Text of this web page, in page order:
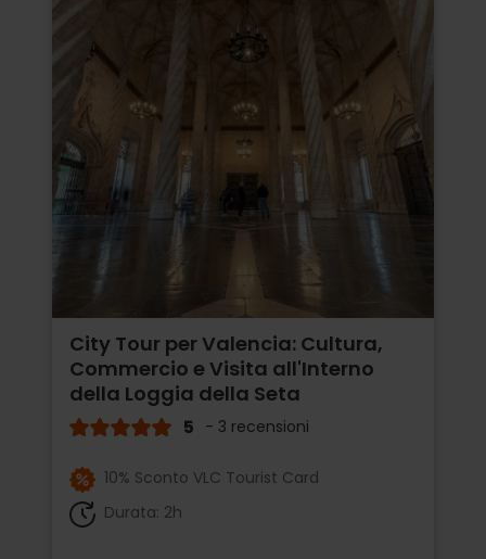
City Tour per Valencia: Cultura,
Commercio e Visita all'Interno
della Loggia della Seta
5 - 3 recensioni
10% Sconto VLC Tourist Card
Durata: 2h